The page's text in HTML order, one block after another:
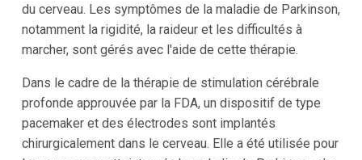
du cerveau. Les symptômes de la maladie de Parkinson,
notamment la rigidité, la raideur et les difficultés à
marcher, sont gérés avec l'aide de cette thérapie.
Dans le cadre de la thérapie de stimulation cérébrale
profonde approuvée par la FDA, un dispositif de type
pacemaker et des électrodes sont implantés
chirurgicalement dans le cerveau. Elle a été utilisée pour